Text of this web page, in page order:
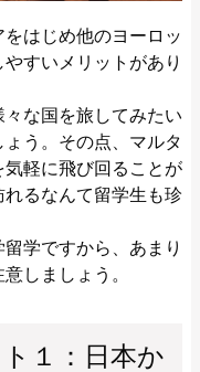
はじめ他のヨーロッ
すいメリットがあり
な国を旅してみたい
う。その点、マルタ
軽に飛び回ることが
るなんて留学生も珍
学ですから、あまり
しましょう。
１：日本か